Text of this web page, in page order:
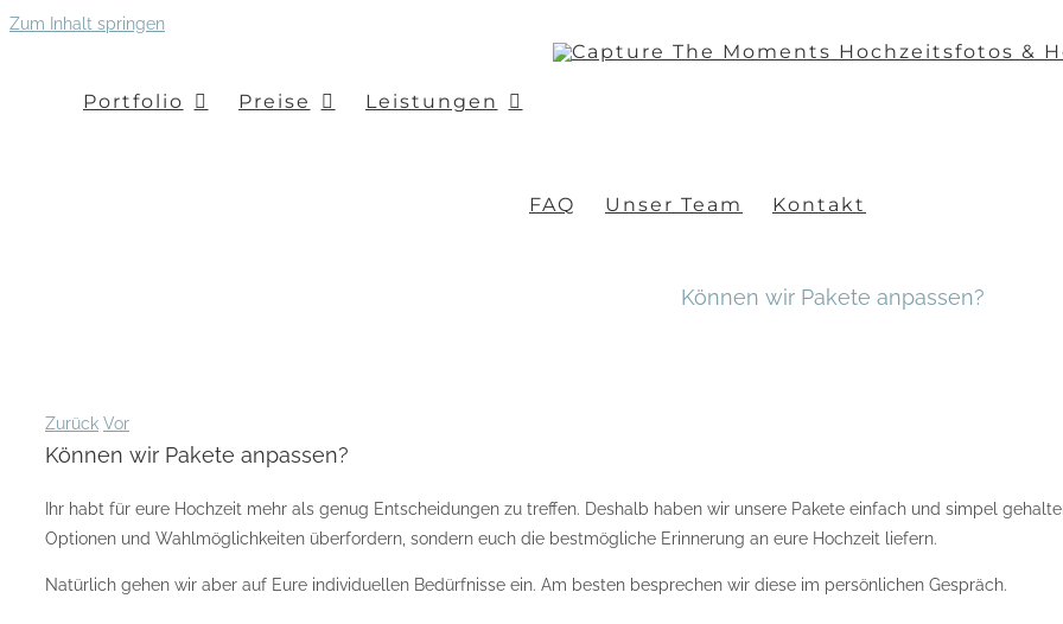
Zum Inhalt springen
Portfolio Preise Leistungen
FAQ Unser Team Kontakt
Können wir Pakete anpassen?
Zurück Vor
Können wir Pakete anpassen?
Ihr habt für eure Hochzeit mehr als genug Entscheidungen zu treffen. Deshalb haben wir unsere Pakete einfach und simpel
Optionen und Wahlmöglichkeiten überfordern, sondern euch die bestmögliche Erinnerung an eure Hochzeit liefern.
Natürlich gehen wir aber auf Eure individuellen Bedürfnisse ein. Am besten besprechen wir diese im persönlichen Gespräch.